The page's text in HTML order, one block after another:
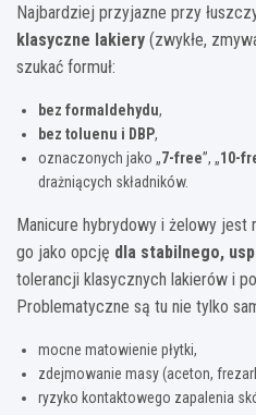
Najbardziej przyjazne przy
klasyczne lakiery (zwykłe,
szukać formuł:
bez formaldehydu,
bez toluenu i DBP,
oznaczonych jako „7-free”, „10-
drażniących składników.
Manicure hybrydowy i żelowy jest
go jako opcję dla stabilnego,
tolerancji klasycznych lakierów i
Problematyczne są tu nie tylko
mocne matowienie płytki,
zdejmowanie masy (aceton,
ryzyko kontaktowego zapalenia